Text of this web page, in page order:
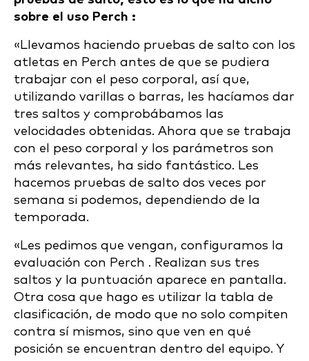
sobre el uso Perch :
«Llevamos haciendo pruebas de salto con los
atletas en Perch antes de que se pudiera
trabajar con el peso corporal, así que,
utilizando varillas o barras, les hacíamos dar
tres saltos y comprobábamos las
velocidades obtenidas. Ahora que se trabaja
con el peso corporal y los parámetros son
más relevantes, ha sido fantástico. Les
hacemos pruebas de salto dos veces por
semana si podemos, dependiendo de la
temporada.
«Les pedimos que vengan, configuramos la
evaluación con Perch . Realizan sus tres
saltos y la puntuación aparece en pantalla.
Otra cosa que hago es utilizar la tabla de
clasificación, de modo que no solo compiten
contra sí mismos, sino que ven en qué
posición se encuentran dentro del equipo. Y